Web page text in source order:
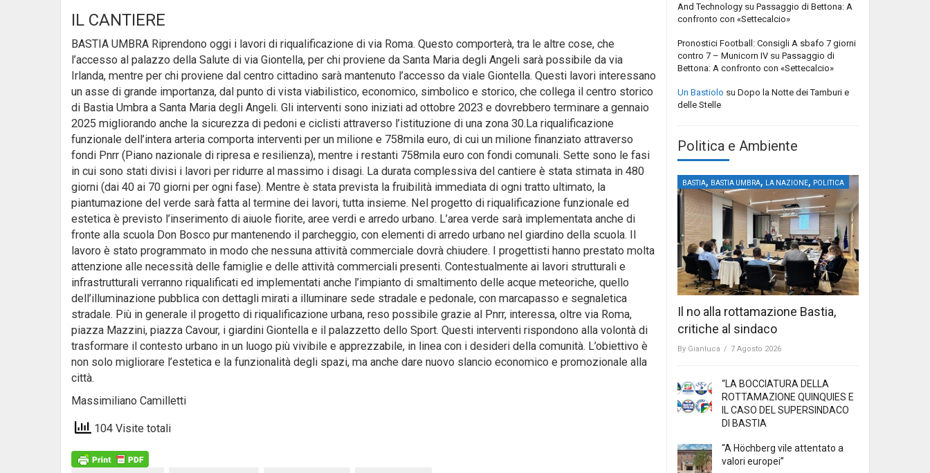
IL CANTIERE
BASTIA UMBRA Riprendono oggi i lavori di riqualificazione di via Roma. Questo comporterà, tra le altre cose, che
l’accesso al palazzo della Salute di via Giontella, per chi proviene da Santa Maria degli Angeli sarà possibile da via
Irlanda, mentre per chi proviene dal centro cittadino sarà mantenuto l’accesso da viale Giontella. Questi lavori interessano
un asse di grande importanza, dal punto di vista viabilistico, economico, simbolico e storico, che collega il centro storico
di Bastia Umbra a Santa Maria degli Angeli. Gli interventi sono iniziati ad ottobre 2023 e dovrebbero terminare a gennaio
2025 migliorando anche la sicurezza di pedoni e ciclisti attraverso l’istituzione di una zona 30.La riqualificazione
funzionale dell’intera arteria comporta interventi per un milione e 758mila euro, di cui un milione finanziato attraverso
fondi Pnrr (Piano nazionale di ripresa e resilienza), mentre i restanti 758mila euro con fondi comunali. Sette sono le fasi
in cui sono stati divisi i lavori per ridurre al massimo i disagi. La durata complessiva del cantiere è stata stimata in 480
giorni (dai 40 ai 70 giorni per ogni fase). Mentre è stata prevista la fruibilità immediata di ogni tratto ultimato, la
piantumazione del verde sarà fatta al termine dei lavori, tutta insieme. Nel progetto di riqualificazione funzionale ed
estetica è previsto l’inserimento di aiuole fiorite, aree verdi e arredo urbano. L’area verde sarà implementata anche di
fronte alla scuola Don Bosco pur mantenendo il parcheggio, con elementi di arredo urbano nel giardino della scuola. Il
lavoro è stato programmato in modo che nessuna attività commerciale dovrà chiudere. I progettisti hanno prestato molta
attenzione alle necessità delle famiglie e delle attività commerciali presenti. Contestualmente ai lavori strutturali e
infrastrutturali verranno riqualificati ed implementati anche l’impianto di smaltimento delle acque meteoriche, quello
dell’illuminazione pubblica con dettagli mirati a illuminare sede stradale e pedonale, con marcapasso e segnaletica
stradale. Più in generale il progetto di riqualificazione urbana, reso possibile grazie al Pnrr, interessa, oltre via Roma,
piazza Mazzini, piazza Cavour, i giardini Giontella e il palazzetto dello Sport. Questi interventi rispondono alla volontà di
trasformare il contesto urbano in un luogo più vivibile e apprezzabile, in linea con i desideri della comunità. L’obiettivo è
non solo migliorare l’estetica e la funzionalità degli spazi, ma anche dare nuovo slancio economico e promozionale alla
città.
Massimiliano Camilletti
104 Visite totali
And Technology su Passaggio di Bettona: A
confronto con «Settecalcio»
Pronostici Football: Consigli A sbafo 7 giorni
contro 7 – Municorn IV su Passaggio di
Bettona: A confronto con «Settecalcio»
Un Bastiolo su Dopo la Notte dei Tamburi e
delle Stelle
Politica e Ambiente
BASTIA, BASTIA UMBRA, LA NAZIONE, POLITICA
Il no alla rottamazione Bastia,
critiche al sindaco
By Gianluca / 7 Agosto 2026
“LA BOCCIATURA DELLA
ROTTAMAZIONE QUINQUIES E
IL CASO DEL SUPERSINDACO
DI BASTIA
“A Höchberg vile attentato a
valori europei”